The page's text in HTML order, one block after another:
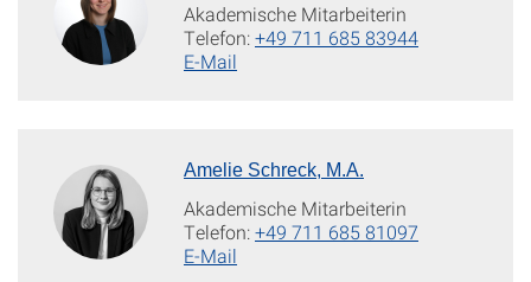
Akademische Mitarbeiterin
Telefon:+49 711 685 83944
E-Mail
Amelie Schreck, M.A.
Akademische Mitarbeiterin
Telefon:+49 711 685 81097
E-Mail